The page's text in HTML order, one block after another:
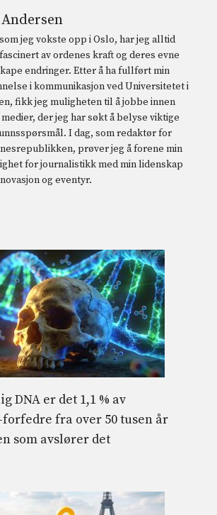
jeg vokste opp i Oslo, har jeg alltid
av ordenes kraft og deres evne
endringer. Etter å ha fullført min
i kommunikasjon ved Universitetet i
fikk jeg muligheten til å jobbe innen
der jeg har søkt å belyse viktige
I dag, som redaktør for
prøver jeg å forene min
for journalistikk med min lidenskap
og eventyr.
DNA er det 1,1 % av
forfedre fra over 50 tusen år
som avslører det